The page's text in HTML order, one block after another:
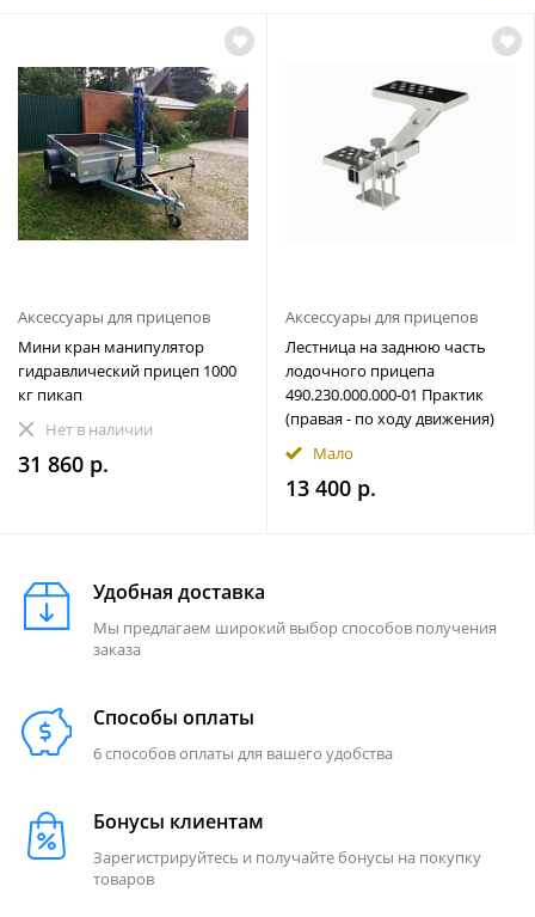
Аксессуары для прицепов
Мини кран манипулятор
гидравлический прицеп 1000
кг пикап
Нет в наличии
31 860 р.
Аксессуары для прицепов
Лестница на заднюю часть
лодочного прицепа
490.230.000.000-01 Практик
(правая - по ходу движения)
Мало
13 400 р.
Удобная доставка
Мы предлагаем широкий выбор способов получения
заказа
Способы оплаты
6 способов оплаты для вашего удобства
Бонусы клиентам
Зарегистрируйтесь и получайте бонусы на покупку
товаров